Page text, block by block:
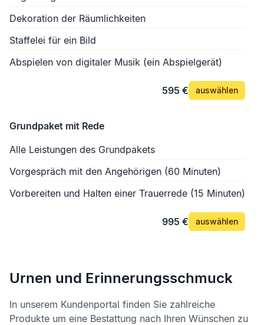
Dekoration der Räumlichkeiten
Staffelei für ein Bild
Abspielen von digitaler Musik (ein Abspielgerät)
595 € auswählen
Grundpaket mit Rede
Alle Leistungen des Grundpakets
Vorgespräch mit den Angehörigen (60 Minuten)
Vorbereiten und Halten einer Trauerrede (15 Minuten)
995 € auswählen
Urnen und Erinnerungsschmuck
In unserem Kundenportal finden Sie zahlreiche
Produkte um eine Bestattung nach Ihren Wünschen zu